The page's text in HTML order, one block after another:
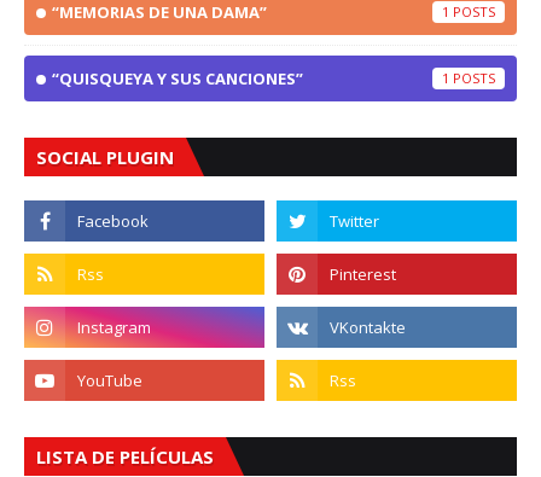
“MEMORIAS DE UNA DAMA” 1
“QUISQUEYA Y SUS CANCIONES” 1
SOCIAL PLUGIN
LISTA DE PELÍCULAS